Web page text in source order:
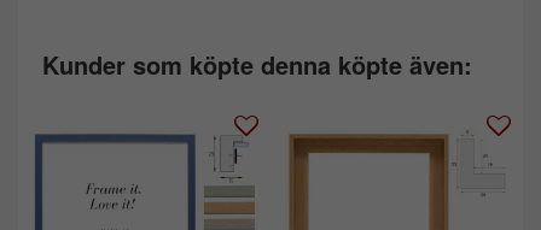
Kunder som köpte denna köpte även: